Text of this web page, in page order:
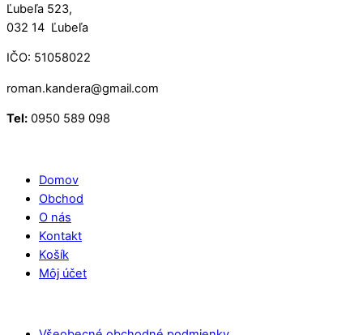
Ľubeľa 523,
032 14 Ľubeľa
IČO: 51058022
roman.kandera@gmail.com
Tel: 0950 589 098
Domov
Obchod
O nás
Kontakt
Košík
Môj účet